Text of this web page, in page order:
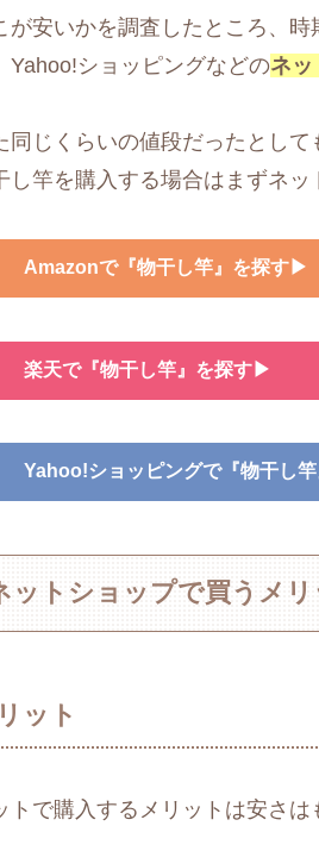
が安いかを調査したところ、
Yahoo!ショッピングなどのネッ
同じくらいの値段だったとし
し竿を購入する場合はまずネッ
Amazonで『物干し竿』を探す▶
楽天で『物干し竿』を探す▶
Yahoo!ショッピングで『物干し
ットショップで買うメ
ット
トで購入するメリットは安さは